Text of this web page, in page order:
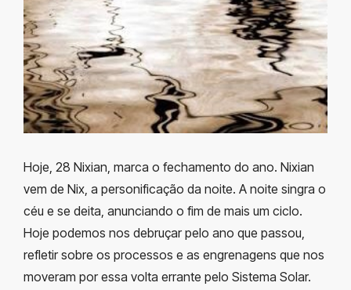
Hoje, 28 Nixian, marca o fechamento do ano. Nixian
vem de Nix, a personificação da noite. A noite singra o
céu e se deita, anunciando o fim de mais um ciclo.
Hoje podemos nos debruçar pelo ano que passou,
refletir sobre os processos e as engrenagens que nos
moveram por essa volta errante pelo Sistema Solar.